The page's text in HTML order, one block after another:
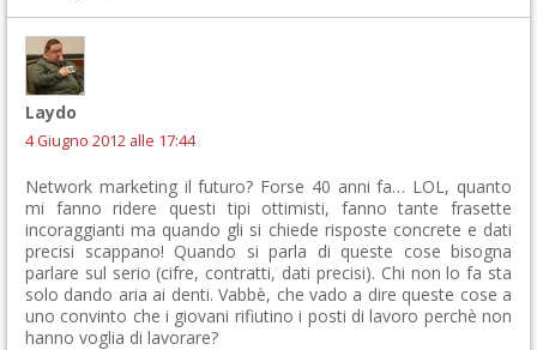
Laydo
4 Giugno 2012 alle 17:44
Network marketing il futuro? Forse 40 anni fa… LOL, quanto
mi fanno ridere questi tipi ottimisti, fanno tante frasette
incoraggianti ma quando gli si chiede risposte concrete e dati
precisi scappano! Quando si parla di queste cose bisogna
parlare sul serio (cifre, contratti, dati precisi). Chi non lo fa sta
solo dando aria ai denti. Vabbè, che vado a dire queste cose a
uno convinto che i giovani rifiutino i posti di lavoro perchè non
hanno voglia di lavorare?